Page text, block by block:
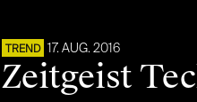
TREND 17. AUG. 2016
Zeitgeist